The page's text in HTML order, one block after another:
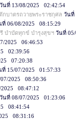
วันที่ 13/08/2025 02:42:54
บาตรถวายพระราชกุศล วันที่
ที่ 06/08/2025 08:15:29
บำบัดทุกข์ บำรุงสุขฯ วันที่
2025 06:46:53
02:39:56
07:20:38
ที่ 15/07/2025 01:57:33
2025 08:50:36
08:47:12
วันที่ 08/07/2025 01:23:06
08:41:54
08:31:16